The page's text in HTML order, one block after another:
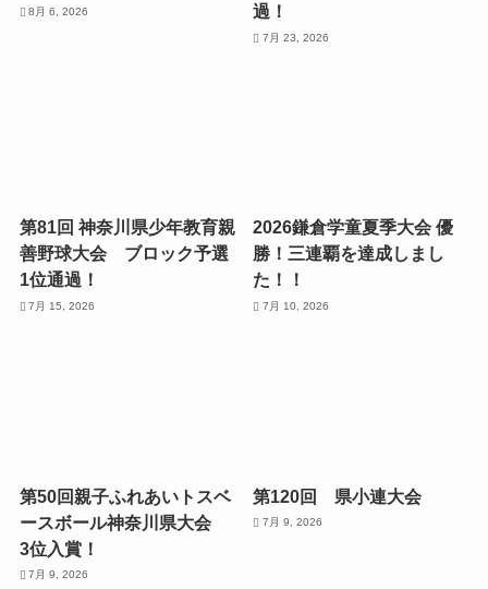
8月 6, 2026
過！
7月 23, 2026
第81回 神奈川県少年教育親
善野球大会 ブロック予選
1位通過！
7月 15, 2026
2026鎌倉学童夏季大会 優
勝！三連覇を達成しまし
た！！
7月 10, 2026
第50回親子ふれあいトスベ
ースボール神奈川県大会
3位入賞！
7月 9, 2026
第120回 県小連大会
7月 9, 2026